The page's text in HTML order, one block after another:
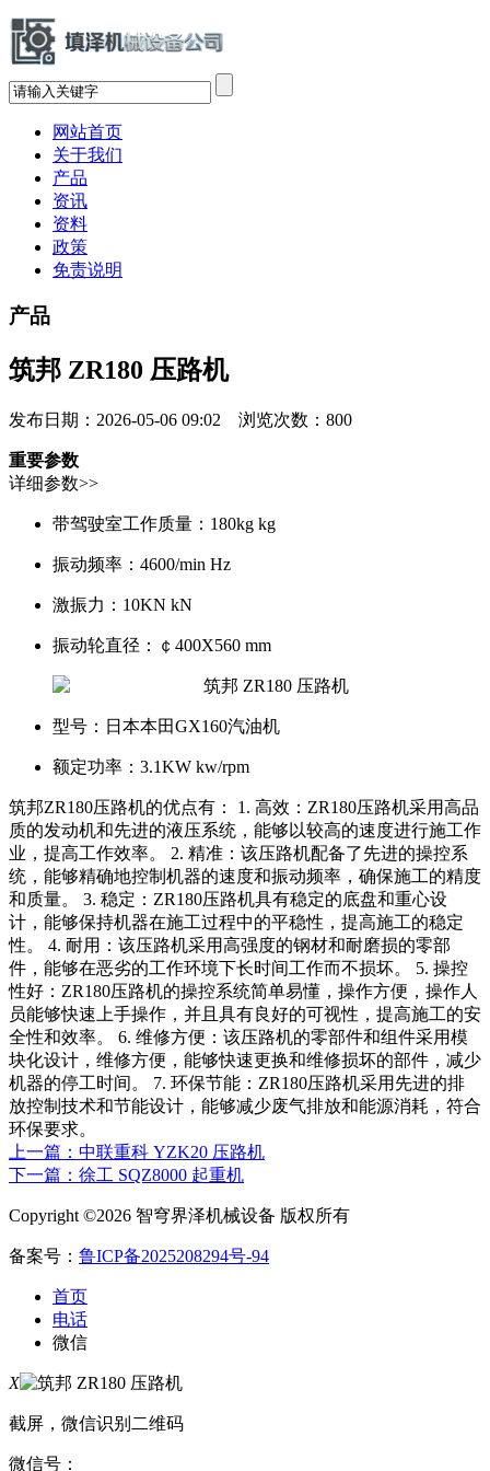
网站首页
关于我们
产品
资讯
资料
政策
免责说明
产品
筑邦 ZR180 压路机
发布日期：2026-05-06 09:02 浏览次数： 800
重要参数
详细参数>>
带驾驶室工作质量： 180kg kg
振动频率： 4600/min Hz
激振力： 10KN kN
振动轮直径： ￠400X560 mm
型号： 日本本田GX160汽油机
额定功率： 3.1KW kw/rpm
筑邦ZR180压路机的优点有： 1. 高效：ZR180压路机采用高品
质的发动机和先进的液压系统，能够以较高的速度进行施工作
业，提高工作效率。 2. 精准：该压路机配备了先进的操控系
统，能够精确地控制机器的速度和振动频率，确保施工的精度
和质量。 3. 稳定：ZR180压路机具有稳定的底盘和重心设
计，能够保持机器在施工过程中的平稳性，提高施工的稳定
性。 4. 耐用：该压路机采用高强度的钢材和耐磨损的零部
件，能够在恶劣的工作环境下长时间工作而不损坏。 5. 操控
性好：ZR180压路机的操控系统简单易懂，操作方便，操作人
员能够快速上手操作，并且具有良好的可视性，提高施工的安
全性和效率。 6. 维修方便：该压路机的零部件和组件采用模
块化设计，维修方便，能够快速更换和维修损坏的部件，减少
机器的停工时间。 7. 环保节能：ZR180压路机采用先进的排
放控制技术和节能设计，能够减少废气排放和能源消耗，符合
环保要求。
上一篇：中联重科 YZK20 压路机
下一篇：徐工 SQZ8000 起重机
Copyright ©2026 智穹界泽机械设备 版权所有
备案号： 鲁ICP备2025208294号-94
首页
电话
微信
X
截屏，微信识别二维码
微信号：